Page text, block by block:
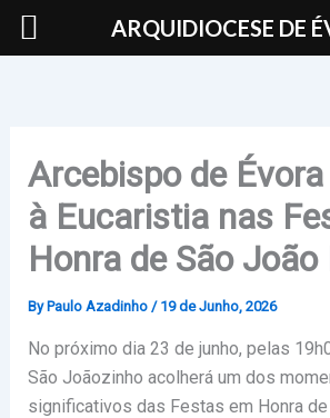
Skip
Arcebispo de
à Eucaristia nas
Honra de São
By Paulo Azadinho / 19 de Junho, 2026
No próximo dia 23 de junho, pelas
São Joãozinho acolherá um dos
significativos das Festas em Honra
ARQUIDIOCESE DE